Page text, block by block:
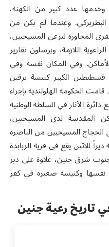
عدد كبير من الكهنة،
وعندما لم يكن من
المجاورة ليرعى المسيحيين،
اللازمة، ويرسلون تقارير
وفي المكان نفسه وفي
قسطنطين الكبير كنيسة برقين
الحكومة الهلولندية بإجراء
دائرة الآثار في السلطة الوطنية
المقدسة لدى المسيحيين،
المسيحيين من الناصرة
للاتين يقع في قرية الزبابدة
جنوب شرق جنين، علاوة على دير
نفسها وكنيسة صغيرة في كفر
رعية جنين